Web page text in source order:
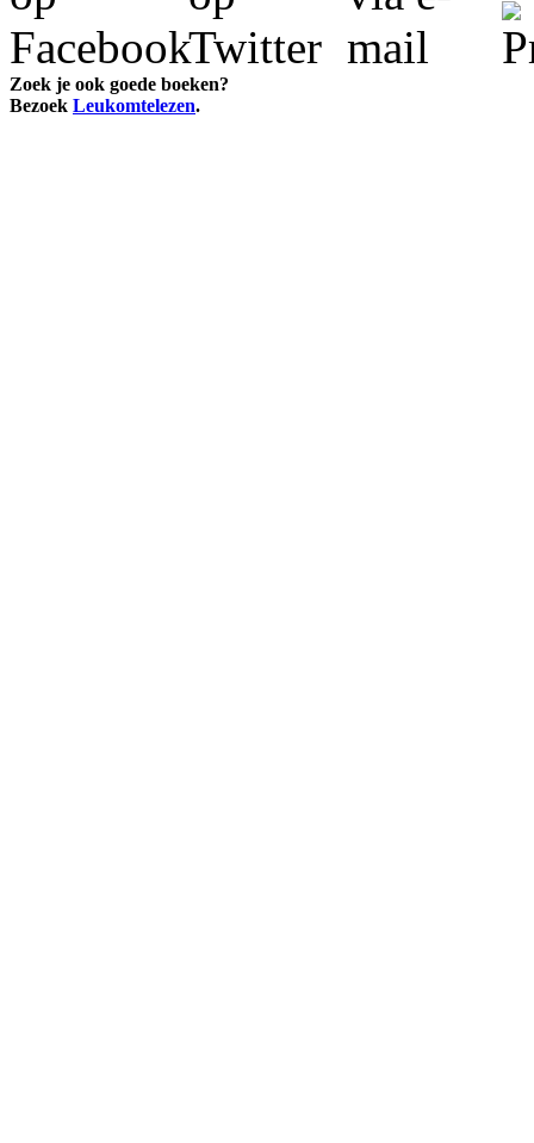
Zoek je ook goede boeken?
Bezoek Leukomtelezen.